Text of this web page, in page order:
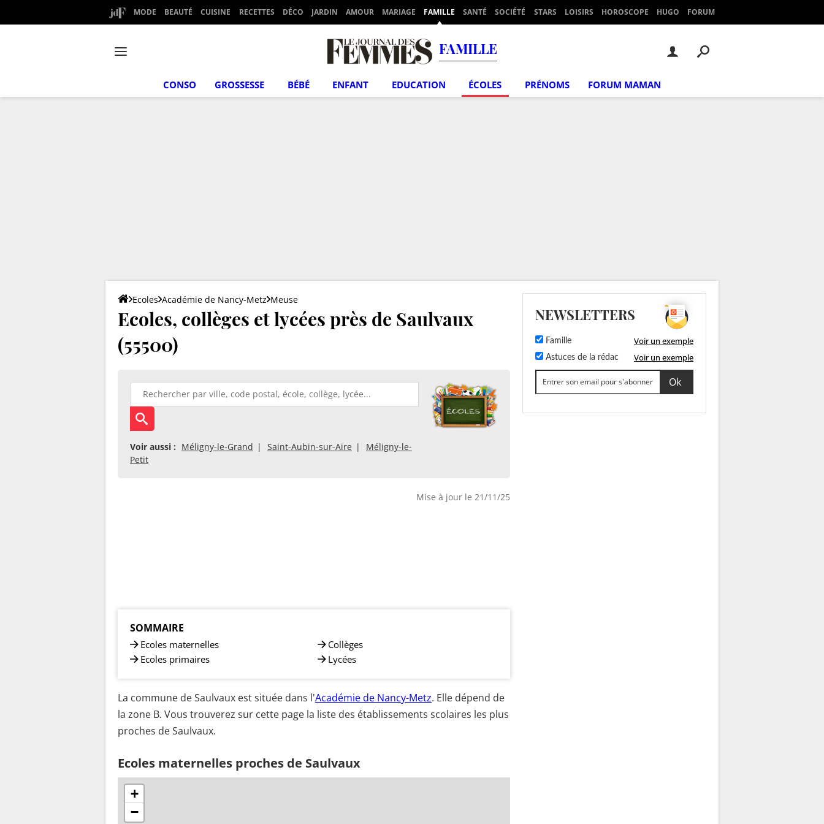
MODE BEAUTÉ CUISINE RECETTES DÉCO JARDIN AMOUR MARIAGE FAMILLE SANTÉ SOCIÉTÉ STARS LOISIRS HOROSCOPE HUGO FORUM
FAMILLE
CONSO GROSSESSE BÉBÉ ENFANT EDUCATION ÉCOLES PRÉNOMS FORUM MAMAN
Ecoles Académie de Nancy-Metz Meuse
Ecoles, collèges et lycées près de Saulvaux
(55500)
Voir aussi : Méligny-le-Grand Saint-Aubin-sur-Aire
Méligny-le-
Petit
Mise à jour le 21/11/25
SOMMAIRE
Ecoles maternelles
Ecoles primaires
Collèges
Lycées
La commune de Saulvaux est située dans l'Académie de Nancy-Metz. Elle dépend de
la zone B. Vous trouverez sur cette page la liste des établissements scolaires les plus
proches de Saulvaux.
Ecoles maternelles proches de Saulvaux
+
−
NEWSLETTERS
Famille Voir un exemple
Astuces de la rédac Voir un exemple